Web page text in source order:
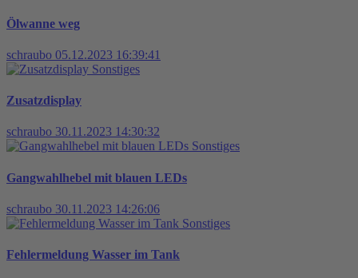
Ölwanne weg
schraubo 05.12.2023 16:39:41
Sonstiges
Zusatzdisplay
schraubo 30.11.2023 14:30:32
Sonstiges
Gangwahlhebel mit blauen LEDs
schraubo 30.11.2023 14:26:06
Sonstiges
Fehlermeldung Wasser im Tank